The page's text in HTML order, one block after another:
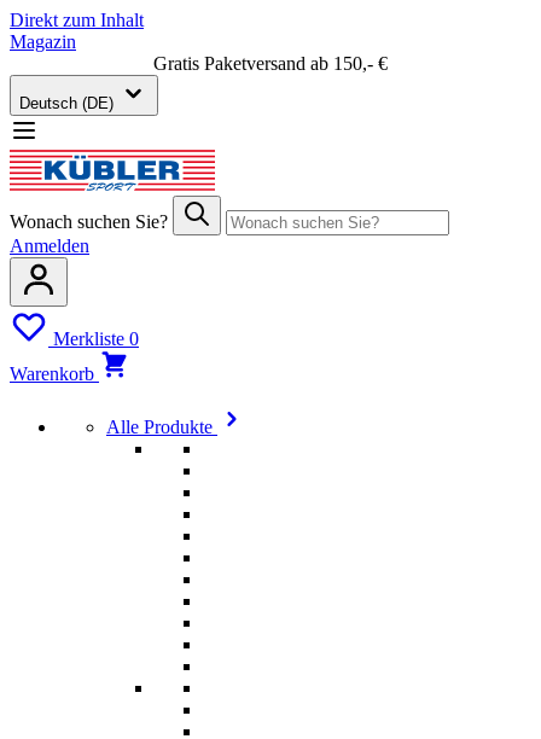
Direkt zum Inhalt
Magazin
Gratis Paketversand ab 150,- €
Deutsch (DE)
Wonach suchen Sie?
Anmelden
Merkliste 0
Warenkorb
Alle Produkte